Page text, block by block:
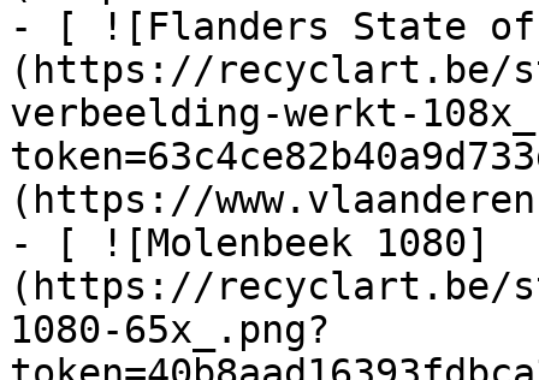
- [ ![Flanders State
(https://recyclart.be/
verbeelding-werkt-
(https://
- [ ![Molenbeek 1080]
(https://recyclart.be/
1080-65x_.png?